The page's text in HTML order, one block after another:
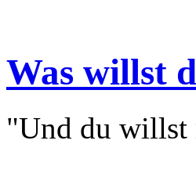
Was willst
"Und du willst